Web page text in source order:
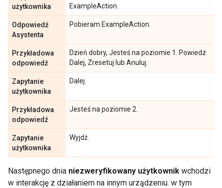
użytkownika
ExampleAction.
Odpowiedź
Asystenta
Pobieram ExampleAction.
Przykładowa
odpowiedź
Dzień dobry, Jesteś na poziomie 1. Powiedz
Dalej, Zresetuj lub Anuluj.
Zapytanie
użytkownika
Dalej.
Przykładowa
odpowiedź
Jesteś na poziomie 2.
Zapytanie
użytkownika
Wyjdź.
Następnego dnia niezweryfikowany użytkownik wchodzi
w interakcję z działaniem na innym urządzeniu. w tym